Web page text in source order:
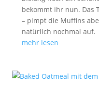
bekommt ihr nun. Das
– pimpt die Muffins
natürlich nochmal auf.
mehr lesen